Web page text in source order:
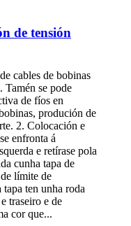
de tensión
cables de bobinas
se pode
de fíos en
produción de
2. Colocación e
enfronta á
e retírase pola
cunha tapa de
límite de
ten unha roda
traseiro e de
cor que...